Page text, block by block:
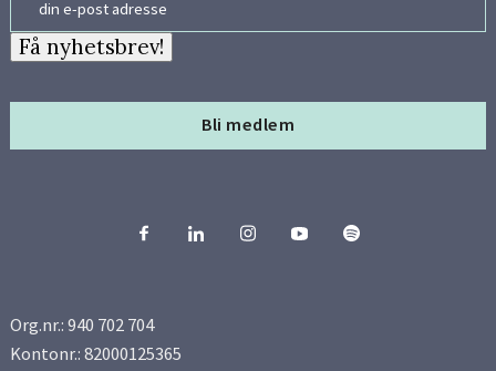
Side 13
Side 15
Bli medlem
Få nyhetsbrev!
Org.nr.: 940 702 704
Kontonr.: 82000125365